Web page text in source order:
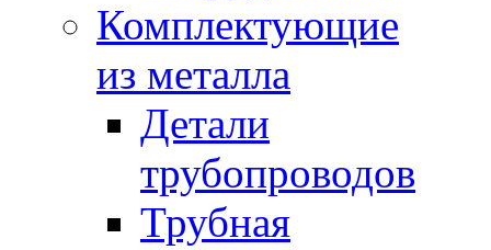
Комплектующие
из металла
Детали
трубопроводов
Трубная